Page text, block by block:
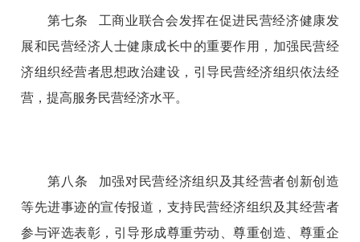
第七条 工商业联合会发挥在促进民营经济健康发
展和民营经济人士健康成长中的重要作用，加强民营经
济组织经营者思想政治建设，引导民营经济组织依法经
营，提高服务民营经济水平。
第八条 加强对民营经济组织及其经营者创新创造
等先进事迹的宣传报道，支持民营经济组织及其经营者
参与评选表彰，引导形成尊重劳动、尊重创造、尊重企